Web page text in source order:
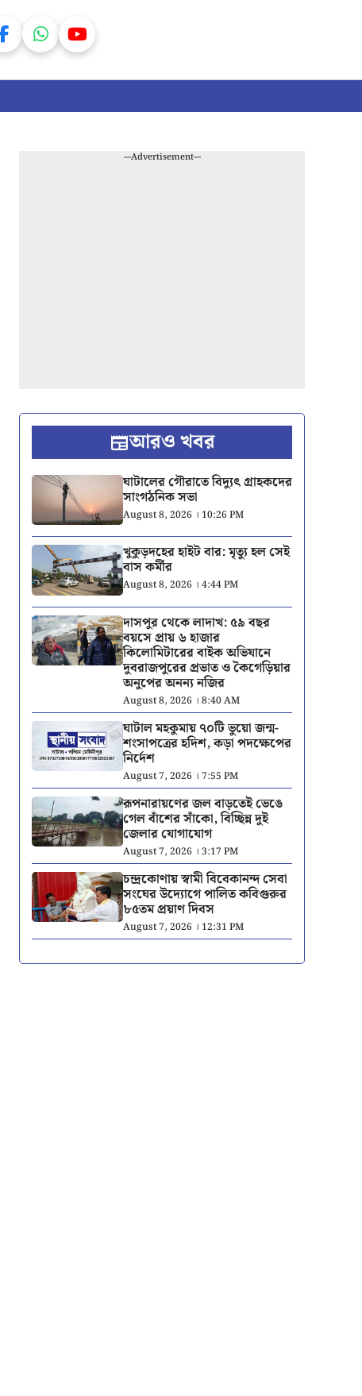
---Advertisement---
আরও খবর
ঘাটালের গৌরাতে বিদ্যুৎ গ্রাহকদের
সাংগঠনিক সভা
August 8, 2026 । 10:26 PM
খুকুড়দহের হাইট বার: মৃত্যু হল সেই
বাস কর্মীর
August 8, 2026 । 4:44 PM
দাসপুর থেকে লাদাখ: ৫৯ বছর
বয়সে প্রায় ৬ হাজার
কিলোমিটারের বাইক অভিযানে
দুবরাজপুরের প্রভাত ও কৈগেড়িয়ার
অনুপের অনন্য নজির
August 8, 2026 । 8:40 AM
ঘাটাল মহকুমায় ৭০টি ভুয়ো জন্ম-
শংসাপত্রের হদিশ, কড়া পদক্ষেপের
নির্দেশ
August 7, 2026 । 7:55 PM
রূপনারায়ণের জল বাড়তেই ভেঙে
গেল বাঁশের সাঁকো, বিচ্ছিন্ন দুই
জেলার যোগাযোগ
August 7, 2026 । 3:17 PM
চন্দ্রকোণায় স্বামী বিবেকানন্দ সেবা
সংঘের উদ্যোগে পালিত কবিগুরুর
৮৫তম প্রয়াণ দিবস
August 7, 2026 । 12:31 PM